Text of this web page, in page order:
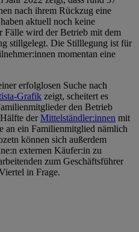
nach ihrem Rückzug eine
aktuell noch keine
Fälle wird der Betrieb mit dem
stillgelegt. Die Stilllegung ist für
momentan eine
erfolglosen Suche nach
Grafik zeigt, scheitert es
den Betrieb
derMittelständler:innen mit
an ein Familienmitglied nämlich
können sich außerdem
externen Käufer:in zu
zum Geschäftsführer
in Frage.